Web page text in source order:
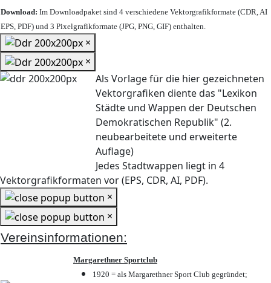
Download: Im Downloadpaket sind 4 verschiedene Vektorgrafikformate (CDR, AI
EPS, PDF) und 3 Pixelgrafikformate (JPG, PNG, GIF) enthalten.
×
×
Als Vorlage für die hier gezeichneten
Vektorgrafiken diente das "Lexikon
Städte und Wappen der Deutschen
Demokratischen Republik" (2.
neubearbeitete und erweiterte
Auflage)
Jedes Stadtwappen liegt in 4
Vektorgrafikformaten vor (EPS, CDR, AI, PDF).
×
×
Vereinsinformationen:
Margarethner Sportclub
1920 = als Margarethner Sport Club gegründet;